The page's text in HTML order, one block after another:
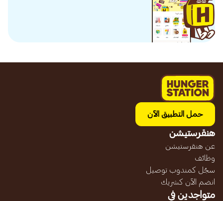
حمل التطبيق الآن
هنقرستيشن
عن هنقرستيشن
وظائف
سجّل كمندوب توصيل
انضم الآن كشريك
متواجدين في